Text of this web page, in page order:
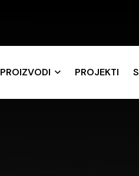
PROIZVODI PROJEKTI